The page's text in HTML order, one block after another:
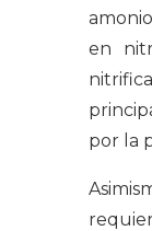
en
por la